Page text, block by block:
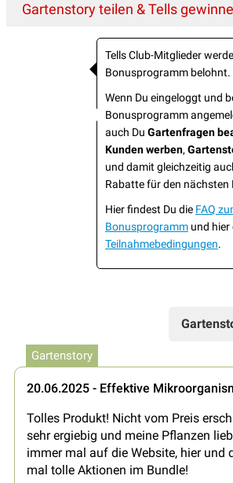
Gartenstory teilen & Tells
Tells Club-Mitglieder
Bonusprogramm belohnt.
Wenn Du eingeloggt und
Bonusprogramm
auch Du Gartenfragen
Kunden werben,
und damit gleichzeitig
Rabatte für den nächsten
Hier findest Du die FAQ
Bonusprogramm und hier
Teilnahmebedingungen.
Gartenstory
20.06.2025 - Effektive
Tolles Produkt! Nicht vom Preis
sehr ergiebig und meine Pflanzen
immer mal auf die Website, hier und
mal tolle Aktionen im Bundle!